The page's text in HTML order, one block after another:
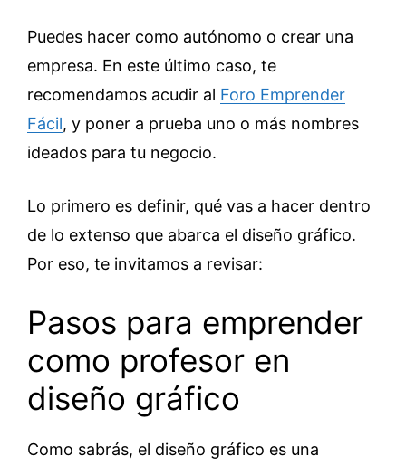
Puedes hacer como autónomo o crear una
empresa. En este último caso, te
recomendamos acudir al Foro Emprender
Fácil, y poner a prueba uno o más nombres
ideados para tu negocio.
Lo primero es definir, qué vas a hacer dentro
de lo extenso que abarca el diseño gráfico.
Por eso, te invitamos a revisar:
Pasos para emprender
como profesor en
diseño gráfico
Como sabrás, el diseño gráfico es una